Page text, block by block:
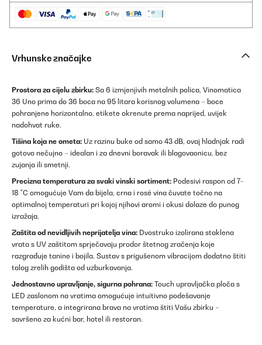
Vrhunske značajke
Prostora za cijelu zbirku: Sa 6 izmjenjivih metalnih polica, Vinomatica
36 Uno prima do 36 boca na 95 litara korisnog volumena – boce
pohranjene horizontalno, etikete okrenute prema naprijed, uvijek
nadohvat ruke.
Tišina koja ne ometa: Uz razinu buke od samo 43 dB, ovaj hladnjak radi
gotovo nečujno – idealan i za dnevni boravak ili blagovaonicu, bez
zujanja ili smetnji.
Precizna temperatura za svaki vinski sortiment: Podesivi raspon od 7–
18 °C omogućuje Vam da bijela, crna i rosé vina čuvate točno na
optimalnoj temperaturi pri kojoj njihovi aromi i okusi dolaze do punog
izražaja.
Zaštita od nevidljivih neprijatelja vina: Dvostruko izolirana staklena
vrata s UV zaštitom sprječavaju prodor štetnog zračenja koje
razgrađuje tanine i bojila. Sustav s prigušenom vibracijom dodatno štiti
talog zrelih godišta od uzburkavanja.
Jednostavno upravljanje, sigurna pohrana: Touch upravljačka ploča s
LED zaslonom na vratima omogućuje intuitivno podešavanje
temperature, a integrirana brava na vratima štiti Vašu zbirku –
savršeno za kućni bar, hotel ili restoran.